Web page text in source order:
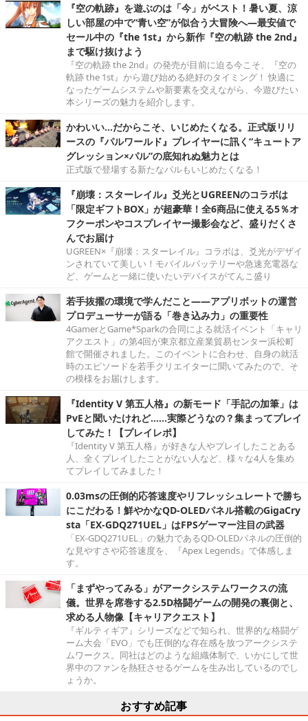
『空の軌跡』を遊ぶのは「今」がベスト！暑い夏、涼
しい部屋の中で“青い空”が似合う大冒険へ―最安値で
セール中の『the 1st』から新作『空の軌跡 the 2nd』
まで駆け抜けよう
『空の軌跡 the 2nd』の発売が目前に迫る今こそ、『空の
軌跡 the 1st』から遊び始める絶好のタイミング！ 快適に
なったゲームシステムや新要素を交えながら、今遊びたい
本シリーズの魅力を紹介します。
かわいい…だからこそ、いじめたくなる。正式版リリ
ースの『パルワールド』プレイヤーに訊く“キュートア
グレッション×パル”の底知れぬ魅力とは
正式版で登場する新たなパルもいじめたくなる！
『崩壊：スターレイル』爻光とUGREENのコラボは
「限定ギフトBOX」が超豪華！全6商品に使える5％オ
フクーポンやコスプレイヤー撮影会など、盛りだくさ
んでお届け
UGREEN×『崩壊：スターレイル』コラボは、爻光がデザイ
ンされていて美しい！モバイルバッテリーや急速充電器な
ど、ゲームと一緒に使いたいデバイスがてんこ盛り
若手抜擢の環境で学んだこと――アプリボットの運営
プロデューサーが語る「巻き込み力」の重要性
4GamerとGame*Sparkの合同による就活イベント「キャリ
アクエスト」の第4回が東京都立産業貿易センター浜松町
館で開催されました。このイベントに合わせ、自身の就活
時のエピソードを若手クリエイターに聞いてみたので、そ
の模様をお届けします。
『Identity V 第五人格』の新モード「手記の加筆」は
PvEと聞いたけれど……実際どうなの？集まってプレイ
してみた！【プレイレポ】
『Identity V 第五人格』が好きな人やプレイしたことある
人、全くプレイしたことがない人など、様々な4人を集め
てプレイしてみました！
0.03msの圧倒的応答速度やリフレッシュレートで勝ち
にこだわる！鮮やかなQD-OLEDパネル搭載のGigaCry
sta「EX-GDQ271UEL」はFPSゲーマー注目の武器
「EX-GDQ271UEL」の魅力であるQD-OLEDパネルの圧倒的
な見やすさや応答速度を、『Apex Legends』で体感しま
す。
「まずやってみる」がアークシステムワークスの流
儀。世界を席巻する2.5D格闘ゲームの開発の裏側と、
求める人物像【キャリアクエスト】
『ギルティギア』シリーズなどで知られ、世界的な格闘ゲ
ーム大会「EVO」でも圧倒的な存在感を放つアークシステ
ムワークス。同社はどのような組織体制で、いかにして世
界中のファンを熱狂させるゲームを生み出しているのでし
ょうか。
おすすめ記事